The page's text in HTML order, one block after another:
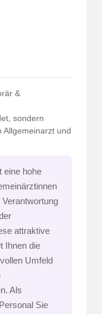
&
sondern
Allgemeinarzt und
eine hohe
attraktive
Ihnen die
Umfeld
Als
Sie